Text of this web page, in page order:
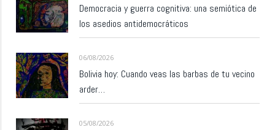
Democracia y guerra cognitiva: una semiótica de
los asedios antidemocráticos
06/08/2026
Bolivia hoy: Cuando veas las barbas de tu vecino
arder…
05/08/2026